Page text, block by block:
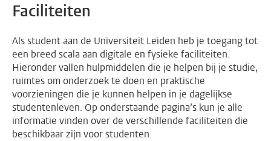
Faciliteiten
Als student aan de Universiteit Leiden heb je toegang tot
een breed scala aan digitale en fysieke faciliteiten.
Hieronder vallen hulpmiddelen die je helpen bij je studie,
ruimtes om onderzoek te doen en praktische
voorzieningen die je kunnen helpen in je dagelijkse
studentenleven. Op onderstaande pagina’s kun je alle
informatie vinden over de verschillende faciliteiten die
beschikbaar zijn voor studenten.